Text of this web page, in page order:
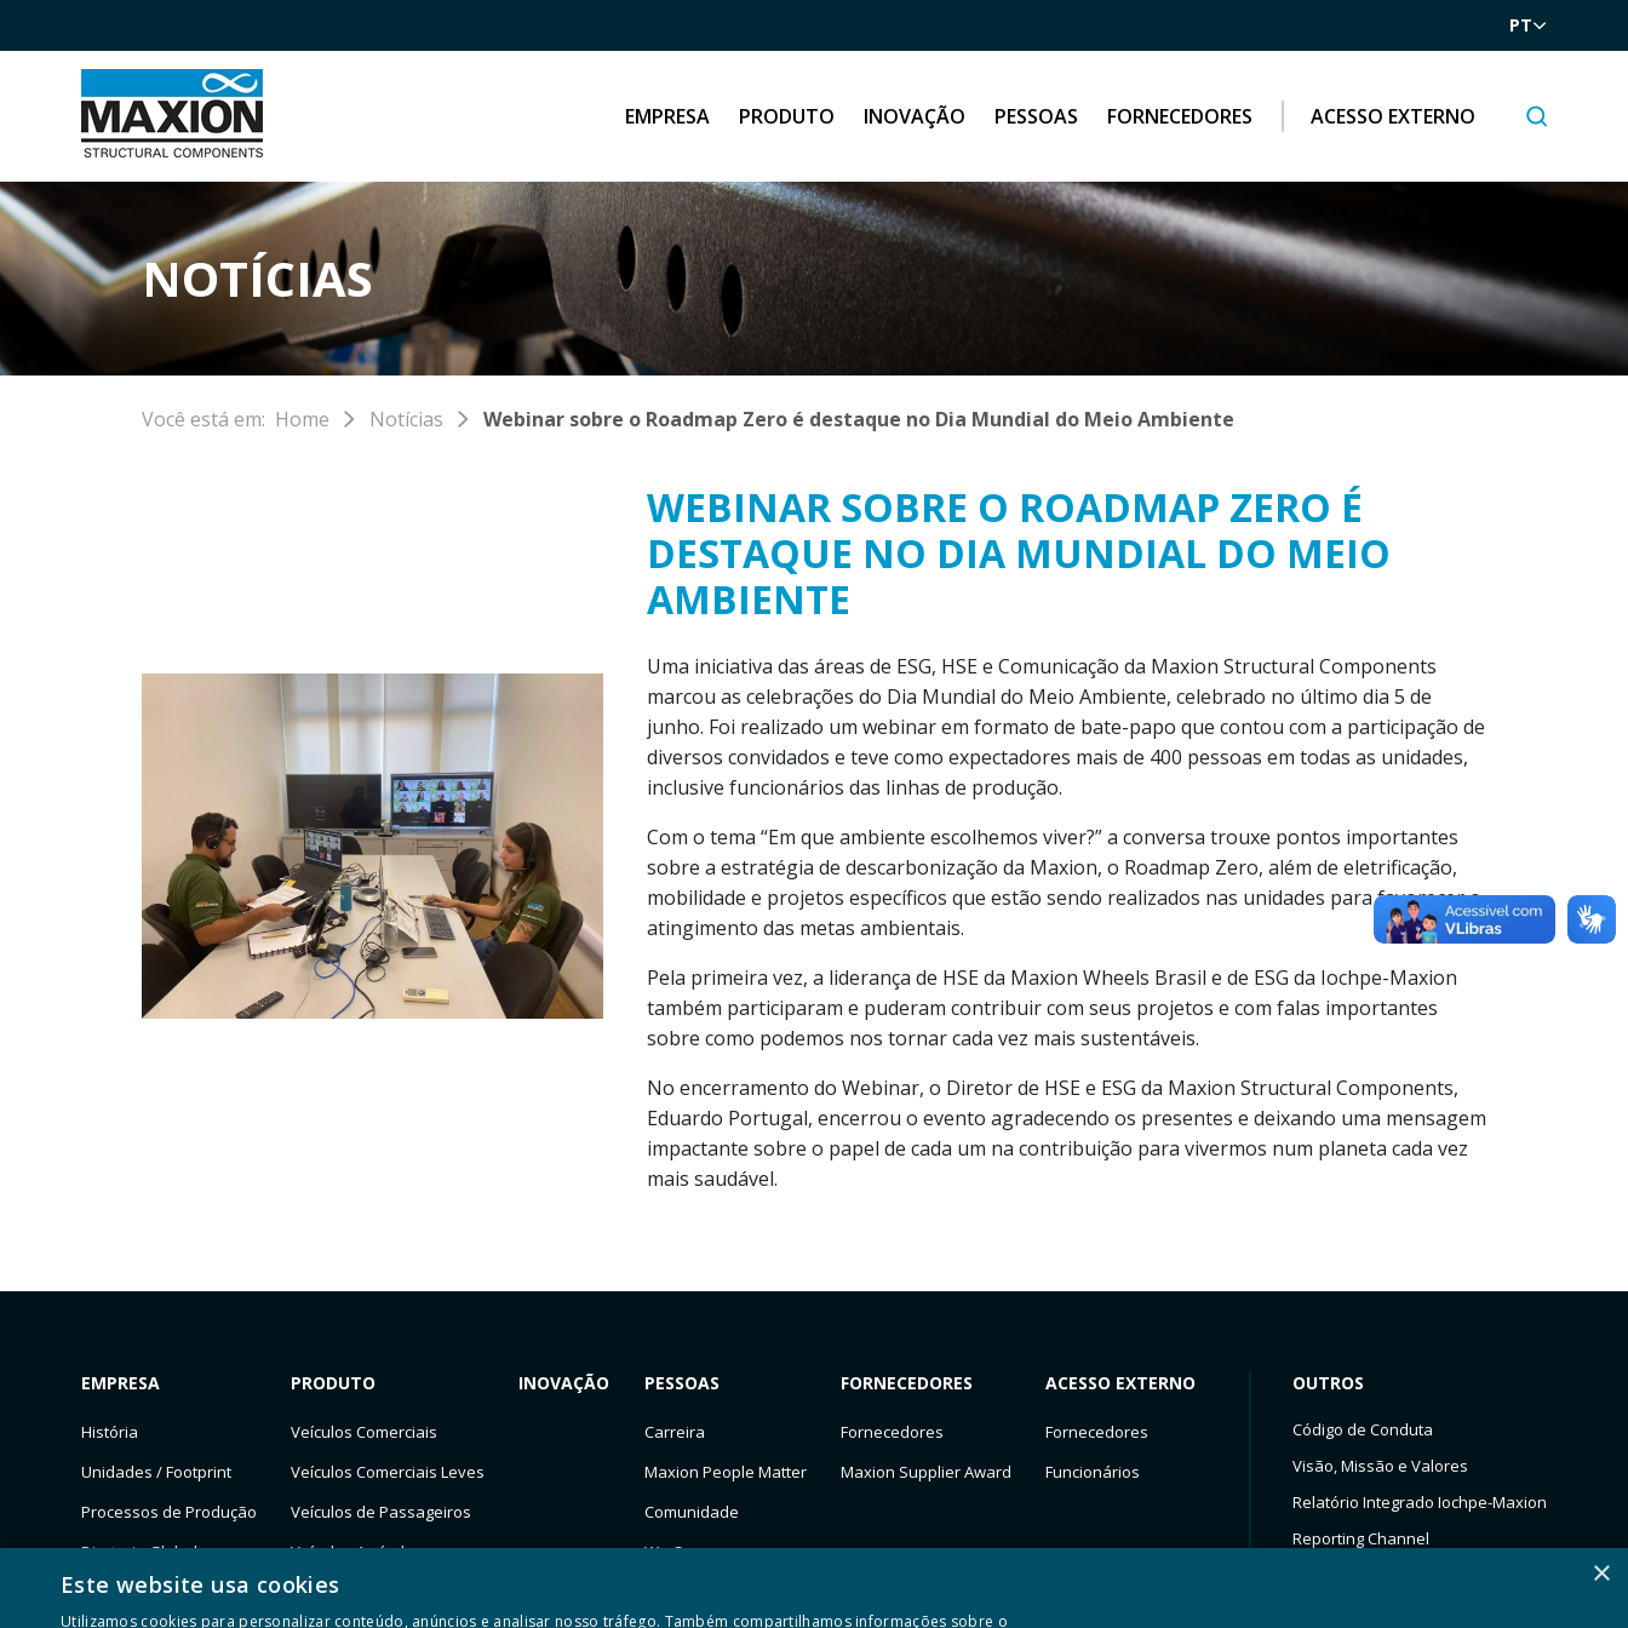
PT
EMPRESA PRODUTO INOVAÇÃO PESSOAS FORNECEDORES ACESSO EXTERNO
NOTÍCIAS
Você está em: Home Notícias Webinar sobre o Roadmap Zero é destaque no Dia Mundial do Meio Ambiente
WEBINAR SOBRE O ROADMAP ZERO É
DESTAQUE NO DIA MUNDIAL DO MEIO
AMBIENTE
Uma iniciativa das áreas de ESG, HSE e Comunicação da Maxion Structural Components
marcou as celebrações do Dia Mundial do Meio Ambiente, celebrado no último dia 5 de
junho. Foi realizado um webinar em formato de bate-papo que contou com a participação de
diversos convidados e teve como expectadores mais de 400 pessoas em todas as unidades,
inclusive funcionários das linhas de produção.
Com o tema “Em que ambiente escolhemos viver?” a conversa trouxe pontos importantes
sobre a estratégia de descarbonização da Maxion, o Roadmap Zero, além de eletrificação,
mobilidade e projetos específicos que estão sendo realizados nas unidades para favorecer o
atingimento das metas ambientais.
Pela primeira vez, a liderança de HSE da Maxion Wheels Brasil e de ESG da Iochpe-Maxion
também participaram e puderam contribuir com seus projetos e com falas importantes
sobre como podemos nos tornar cada vez mais sustentáveis.
No encerramento do Webinar, o Diretor de HSE e ESG da Maxion Structural Components,
Eduardo Portugal, encerrou o evento agradecendo os presentes e deixando uma mensagem
impactante sobre o papel de cada um na contribuição para vivermos num planeta cada vez
mais saudável.
EMPRESA
História
Unidades / Footprint
Processos de Produção
Diretoria Global
ESG
PRODUTO
Veículos Comerciais
Veículos Comerciais Leves
Veículos de Passageiros
Veículos Agrícolas
INOVAÇÃO PESSOAS
Carreira
Maxion People Matter
Comunidade
We Care
FORNECEDORES
Fornecedores
Maxion Supplier Award
ACESSO EXTERNO
Fornecedores
Funcionários
OUTROS
Código de Conduta
Visão, Missão e Valores
Relatório Integrado Iochpe-Maxion
Reporting Channel
×
Este website usa cookies
Utilizamos cookies para personalizar conteúdo, anúncios e analisar nosso tráfego. Também compartilhamos informações sobre o